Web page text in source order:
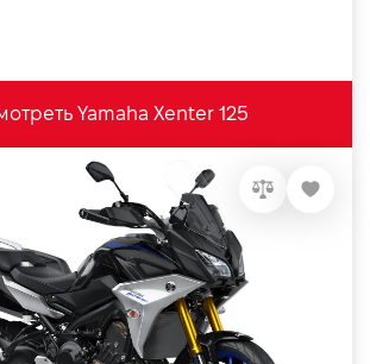
Yamaha Xenter 125